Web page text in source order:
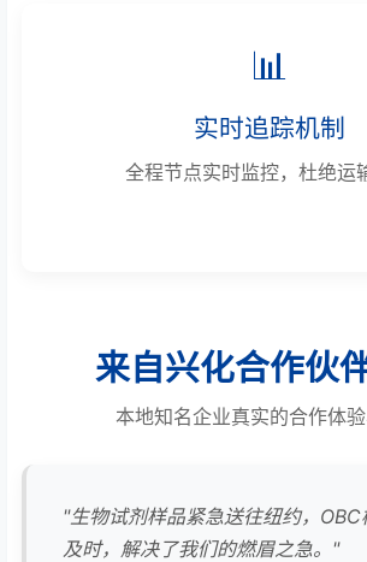
📊
实时追踪机制
全程节点实时监控，杜绝运
来自兴化合作伙
本地知名企业真实的合作体
"生物试剂样品紧急送往纽约，
及时，解决了我们的燃眉之急。"